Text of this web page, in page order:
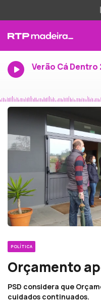
Verão Cá Dentro
POLÍTICA
Orçamento
PSD considera que
cuidados continuados.